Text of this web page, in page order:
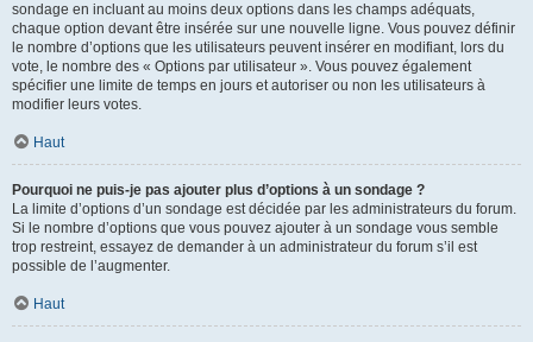
sondage en incluant au moins deux options dans les champs adéquats,
chaque option devant être insérée sur une nouvelle ligne. Vous pouvez définir
le nombre d’options que les utilisateurs peuvent insérer en modifiant, lors du
vote, le nombre des « Options par utilisateur ». Vous pouvez également
spécifier une limite de temps en jours et autoriser ou non les utilisateurs à
modifier leurs votes.
Haut
Pourquoi ne puis-je pas ajouter plus d’options à un sondage ?
La limite d’options d’un sondage est décidée par les administrateurs du forum.
Si le nombre d’options que vous pouvez ajouter à un sondage vous semble
trop restreint, essayez de demander à un administrateur du forum s’il est
possible de l’augmenter.
Haut